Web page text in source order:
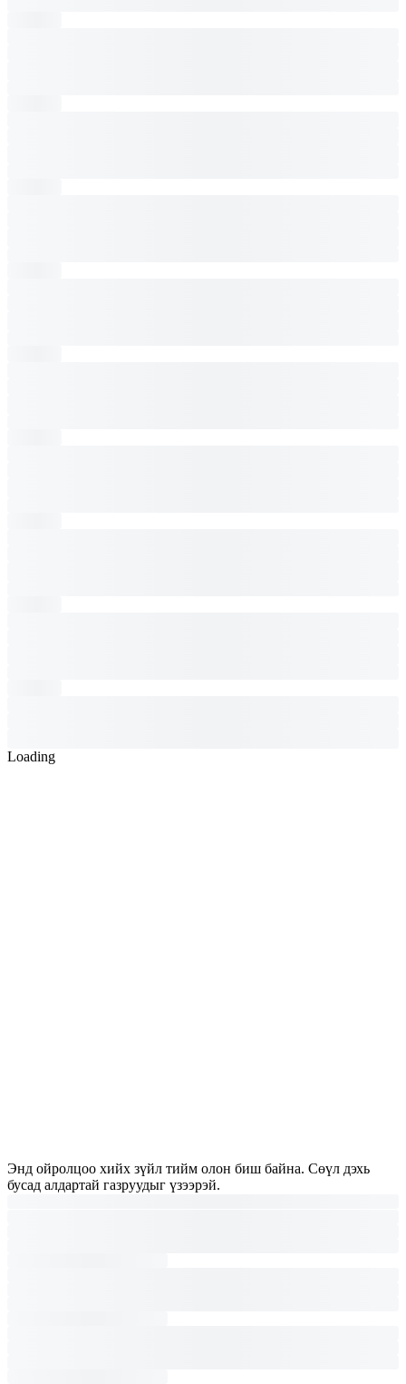
Loading
Энд ойролцоо хийх зүйл тийм олон биш байна. Сөүл дэхь
бусад алдартай газруудыг үзээрэй.